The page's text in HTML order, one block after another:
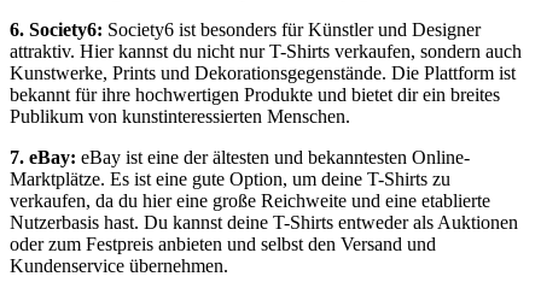
6. Society6: Society6 ist besonders für Künstler und Designer
attraktiv. Hier kannst du nicht nur T-Shirts verkaufen, sondern auch
Kunstwerke, Prints und Dekorationsgegenstände. Die Plattform ist
bekannt für ihre hochwertigen Produkte und bietet dir ein breites
Publikum von kunstinteressierten Menschen.
7. eBay: eBay ist eine der ältesten und bekanntesten Online-
Marktplätze. Es ist eine gute Option, um deine T-Shirts zu
verkaufen, da du hier eine große Reichweite und eine etablierte
Nutzerbasis hast. Du kannst deine T-Shirts entweder als Auktionen
oder zum Festpreis anbieten und selbst den Versand und
Kundenservice übernehmen.